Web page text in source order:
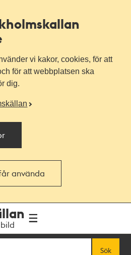
vi kakor, cookies, för att
för att webbplatsen ska
dig.
använda
Sök